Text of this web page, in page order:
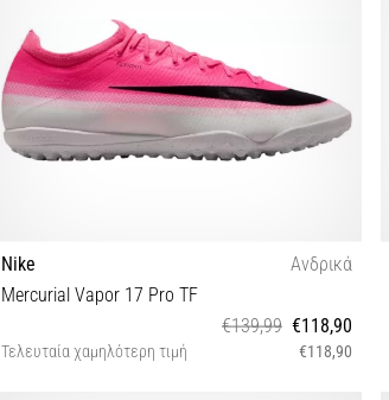
Nike
Ανδρικά
Mercurial Vapor 17 Pro TF
€139,99 €118,90
Τελευταία χαμηλότερη τιμή €118,90